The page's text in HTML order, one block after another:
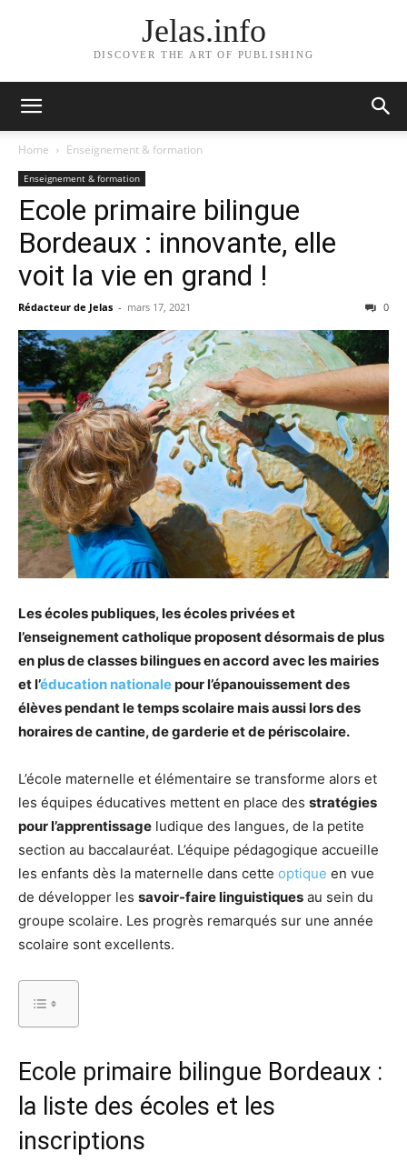
Jelas.info
DISCOVER THE ART OF PUBLISHING
Home Enseignement & formation
Enseignement & formation
Ecole primaire bilingue
Bordeaux : innovante, elle
voit la vie en grand !
Rédacteur de Jelas - mars 17, 2021 0
Les écoles publiques, les écoles privées et
l’enseignement catholique proposent désormais de plus
en plus de classes bilingues en accord avec les mairies
et l’éducation nationalepour l’épanouissement des
élèves pendant le temps scolaire mais aussi lors des
horaires de cantine, de garderie et de périscolaire.
L’école maternelle et élémentaire se transforme alors et
les équipes éducatives mettent en place des stratégies
pour l’apprentissage ludique des langues, de la petite
section au baccalauréat. L’équipe pédagogique accueille
les enfants dès la maternelle dans cette optique en vue
de développer les savoir-faire linguistiques au sein du
groupe scolaire. Les progrès remarqués sur une année
scolaire sont excellents.
Ecole primaire bilingue Bordeaux :
la liste des écoles et les
inscriptions